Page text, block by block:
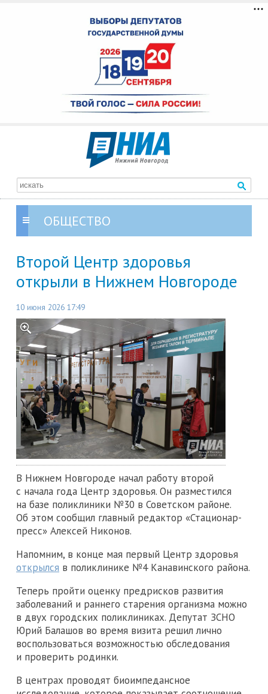
ОБЩЕСТВО
Второй Центр здоровья
открыли в Нижнем Новгороде
10 июня 2026 17:49
В Нижнем Новгороде начал работу второй
с начала года Центр здоровья. Он разместился
на базе поликлиники №30 в Советском районе.
Об этом сообщил главный редактор «Стационар-
пресс» Алексей Никонов.
Напомним, в конце мая первый Центр здоровья
открылся в поликлинике №4 Канавинского района.
Теперь пройти оценку предрисков развития
заболеваний и раннего старения организма можно
в двух городских поликлиниках. Депутат ЗСНО
Юрий Балашов во время визита решил лично
воспользоваться возможностью обследования
и проверить родинки.
В центрах проводят биоимпедансное